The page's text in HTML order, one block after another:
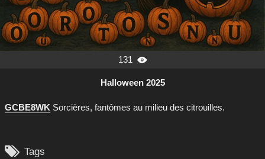
131 
Halloween 2025
GCBE8WK Sorcières, fantômes au milieu des citrouilles.
 Tags